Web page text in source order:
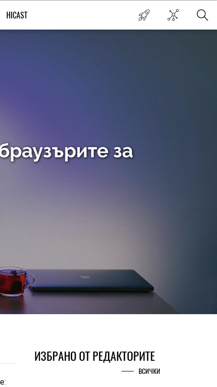
HICAST
за
ИЗБРАНО ОТ РЕДАКТОРИТЕ
ВСИЧКИ